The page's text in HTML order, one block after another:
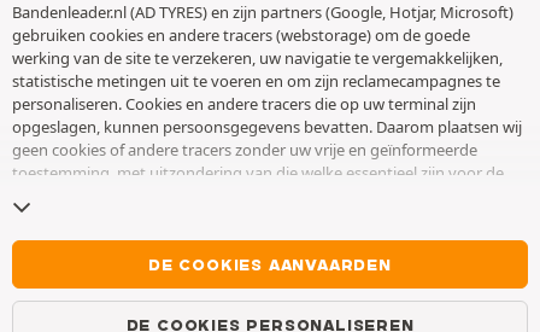
Bandenleader.nl (AD TYRES) en zijn partners (Google, Hotjar, Microsoft)
gebruiken cookies en andere tracers (webstorage) om de goede
werking van de site te verzekeren, uw navigatie te vergemakkelijken,
statistische metingen uit te voeren en om zijn reclamecampagnes te
personaliseren. Cookies en andere tracers die op uw terminal zijn
opgeslagen, kunnen persoonsgegevens bevatten. Daarom plaatsen wij
geen cookies of andere tracers zonder uw vrije en geïnformeerde
toestemming, met uitzondering van die welke essentieel zijn voor de
toestemming op elk moment intrekken door naar de pagina over
cookies en andere tracerste gaan. U kunt ervoor kiezen om verder te
surfen zonder het deponeren van cookies of andere tracers te
aanvaarden. Weigering verhindert de toegang tot diensten niet AD
TYRES. Voor meer informatie,
DE COOKIES AANVAARDEN
DE COOKIES PERSONALISEREN